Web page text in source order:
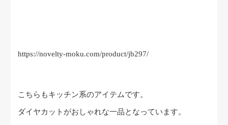
https://novelty-moku.com/product/jb297/
こちらもキッチン系のアイテムです。
ダイヤカットがおしゃれな一品となっています。